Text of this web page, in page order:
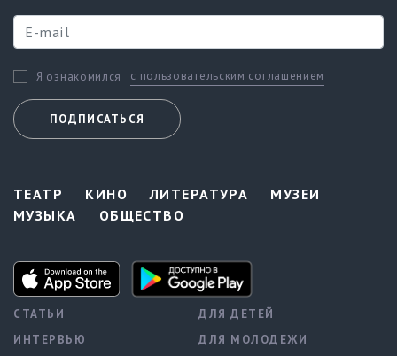
Я ознакомился с пользовательским соглашением
ПОДПИСАТЬСЯ
ТЕАТР КИНО ЛИТЕРАТУРА
МУЗЕИ
МУЗЫКА
ОБЩЕСТВО
СТАТЬИ
ИНТЕРВЬЮ
ДЛЯ ДЕТЕЙ
ДЛЯ МОЛОДЕЖИ